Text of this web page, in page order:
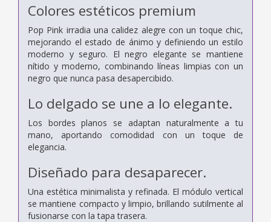
Colores estéticos premium
Pop Pink irradia una calidez alegre con un toque chic,
mejorando el estado de ánimo y definiendo un estilo
moderno y seguro. El negro elegante se mantiene
nítido y moderno, combinando líneas limpias con un
negro que nunca pasa desapercibido.
Lo delgado se une a lo elegante.
Los bordes planos se adaptan naturalmente a tu
mano, aportando comodidad con un toque de
elegancia.
Diseñado para desaparecer.
Una estética minimalista y refinada. El módulo vertical
se mantiene compacto y limpio, brillando sutilmente al
fusionarse con la tapa trasera.